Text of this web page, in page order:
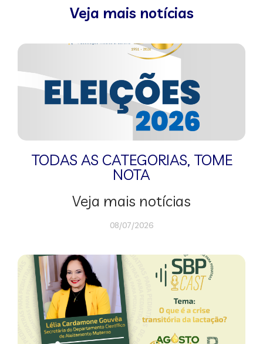
Veja mais notícias
TODAS AS CATEGORIAS, TOME
NOTA
Veja mais notícias
08/07/2026